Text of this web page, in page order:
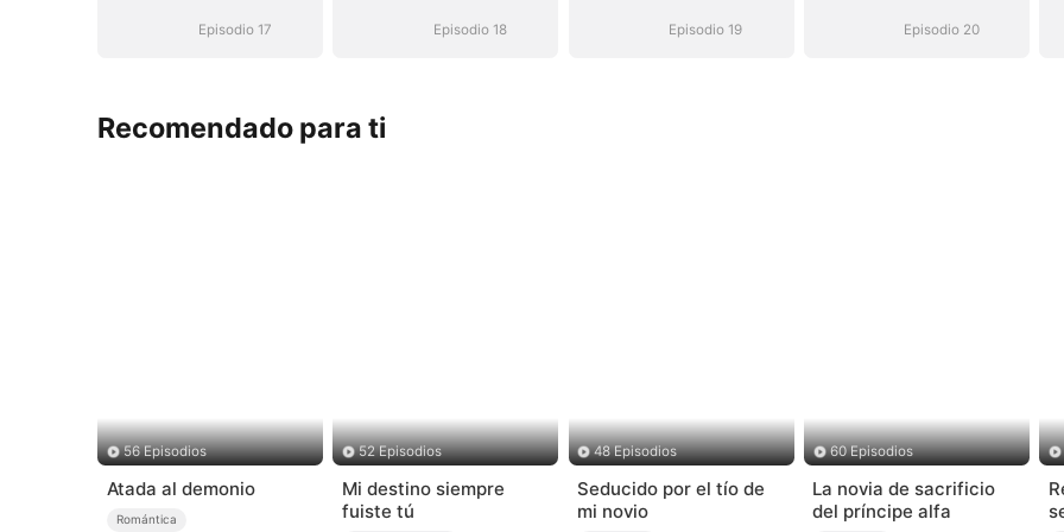
Episodio 17 Episodio 18 Episodio 19 Episodio 20
Recomendado para ti
56 Episodios
Atada al demonio
Romántica
52 Episodios
Mi destino siempre
fuiste tú
48 Episodios
Seducido por el tío de
mi novio
60 Episodios
La novia de sacrificio
del príncipe alfa